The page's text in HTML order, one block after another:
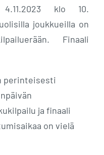
klo 10.
joukkueilla on
Finaali
perinteisesti
ja finaali
on vielä